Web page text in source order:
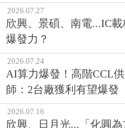
2026.07.27
欣興、景碩、南電...IC
爆發力？
2026.07.24
AI算力爆發！高階CCL
師：2台廠獲利有望爆發
2026.07.16
欣興、日月光...「化圓